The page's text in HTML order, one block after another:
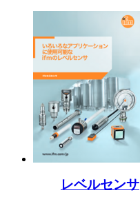
レベルセンサ